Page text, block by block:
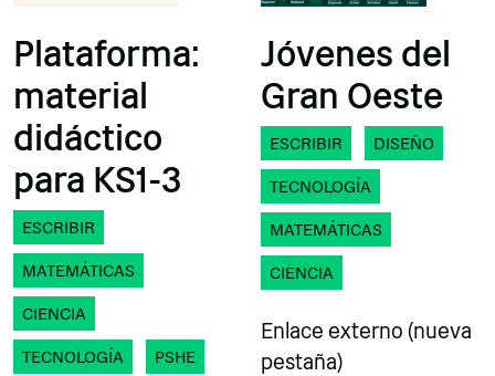
Plataforma:
material
didáctico
para KS1-3
ESCRIBIR
MATEMÁTICAS
CIENCIA
TECNOLOGÍA PSHE
Jóvenes del
Gran Oeste
ESCRIBIR DISEÑO
TECNOLOGÍA
MATEMÁTICAS
CIENCIA
Enlace externo (nueva
pestaña)